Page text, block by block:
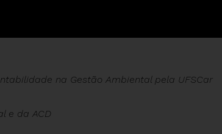
na Gestão Ambiental pela UFSCar
e da ACD